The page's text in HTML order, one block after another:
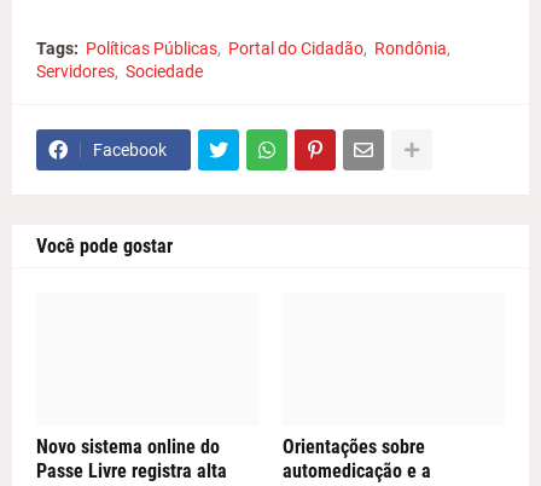
Tags: Políticas Públicas Portal do Cidadão
Rondônia
Servidores Sociedade
Facebook
Você pode gostar
Novo sistema online do
Passe Livre registra alta
Orientações sobre
automedicação e a